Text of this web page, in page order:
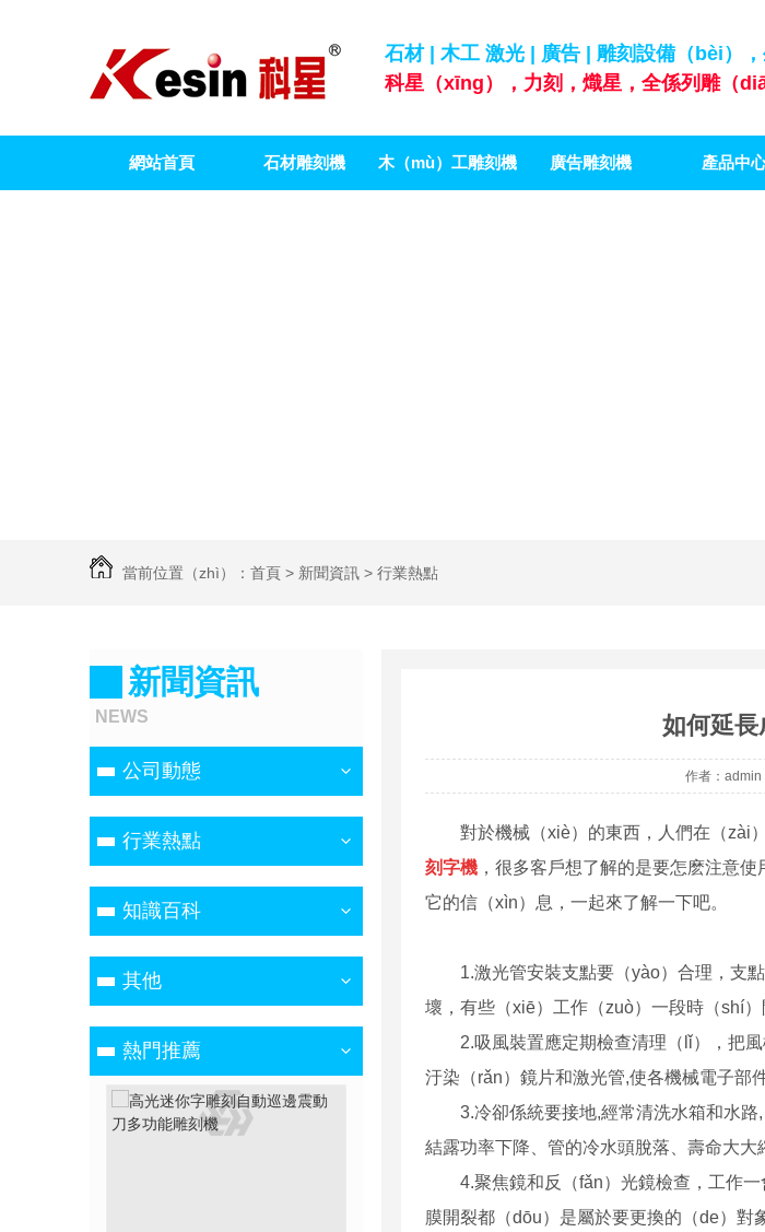
石材 | 木工 激光 | 廣告 | 雕刻設備（bèi）
科星（xīng），力刻，熾星，全係列雕（
網站首頁 石材雕刻機 木（mù）工雕刻機 廣告雕刻機 產品中
當前位置（zhì）： 首頁 > 新聞資訊 > 行業熱點
新聞資訊
NEWS
公司動態
行業熱點
知識百科
其他
熱門推薦
如何延長
作者：
對於機械（xiè）的東西，人們在（zài
刻字機 ，很多客戶想了解的是要怎麽注意
它的信（xìn）息，一起來了解一下吧。
1.激光管安裝支點要（yào）合理，支
壞，有些（xiē）工作（zuò）一段時（shí
2.吸風裝置應定期檢查清理（lǐ），把
汙染（rǎn）鏡片和激光管,使各機械電子部
3.冷卻係統要接地,經常清洗水箱和水
結露功率下降、管的冷水頭脫落、壽命大大
4.聚焦鏡和反（fǎn）光鏡檢查，工作
膜開裂都（dōu）是屬於要更換的（de）